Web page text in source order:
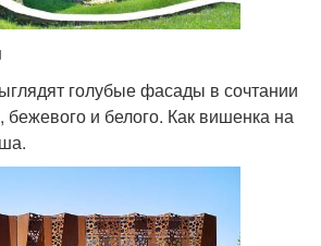
голубые фасады в сочтании
бежевого и белого. Как вишенка на